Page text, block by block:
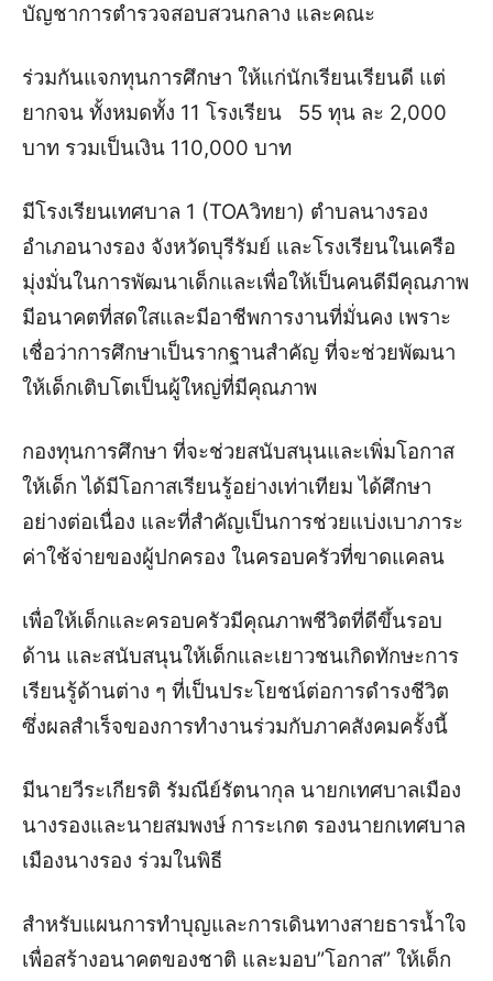
บัญชาการตำรวจสอบสวนกลาง และคณะ
ร่วมกันแจกทุนการศึกษา ให้แก่นักเรียนเรียนดี แต่
ยากจน ทั้งหมดทั้ง 11 โรงเรียน 55 ทุน ละ 2,000
บาท รวมเป็นเงิน 110,000 บาท
มีโรงเรียนเทศบาล 1 (TOAวิทยา) ตำบลนางรอง
อำเภอนางรอง จังหวัดบุรีรัมย์ และโรงเรียนในเครือ
มุ่งมั่นในการพัฒนาเด็กและเพื่อให้เป็นคนดีมีคุณภาพ
มีอนาคตที่สดใสและมีอาชีพการงานที่มั่นคง เพราะ
เชื่อว่าการศึกษาเป็นรากฐานสำคัญ ที่จะช่วยพัฒนา
ให้เด็กเติบโตเป็นผู้ใหญ่ที่มีคุณภาพ
กองทุนการศึกษา ที่จะช่วยสนับสนุนและเพิ่มโอกาส
ให้เด็ก ได้มีโอกาสเรียนรู้อย่างเท่าเทียม ได้ศึกษา
อย่างต่อเนื่อง และที่สำคัญเป็นการช่วยแบ่งเบาภาระ
ค่าใช้จ่ายของผู้ปกครอง ในครอบครัวที่ขาดแคลน
เพื่อให้เด็กและครอบครัวมีคุณภาพชีวิตที่ดีขึ้นรอบ
ด้าน และสนับสนุนให้เด็กและเยาวชนเกิดทักษะการ
เรียนรู้ด้านต่าง ๆ ที่เป็นประโยชน์ต่อการดำรงชีวิต
ซึ่งผลสำเร็จของการทำงานร่วมกับภาคสังคมครั้งนี้
มีนายวีระเกียรติ รัมณีย์รัตนากุล นายกเทศบาลเมือง
นางรองและนายสมพงษ์ การะเกต รองนายกเทศบาล
เมืองนางรอง ร่วมในพิธี
สำหรับแผนการทำบุญและการเดินทางสายธารน้ำใจ
เพื่อสร้างอนาคตของชาติ และมอบ”โอกาส” ให้เด็ก